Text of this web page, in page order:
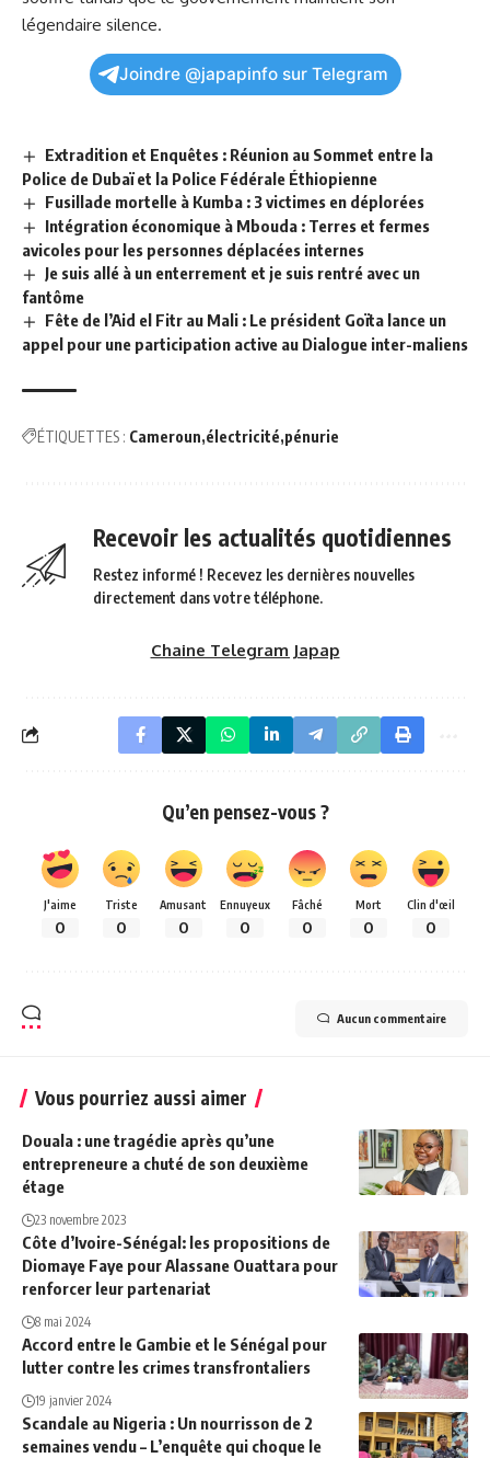
légendaire silence.
Joindre @japapinfo sur Telegram
Extradition et Enquêtes : Réunion au Sommet entre la
Police de Dubaï et la Police Fédérale Éthiopienne
Fusillade mortelle à Kumba : 3 victimes en déplorées
Intégration économique à Mbouda : Terres et fermes
avicoles pour les personnes déplacées internes
Je suis allé à un enterrement et je suis rentré avec un
fantôme
Fête de l’Aid el Fitr au Mali : Le président Goïta lance un
appel pour une participation active au Dialogue inter-maliens
ÉTIQUETTES : Cameroun électricité pénurie
Recevoir les actualités quotidiennes
Restez informé ! Recevez les dernières nouvelles
directement dans votre téléphone.
Chaine Telegram Japap
Qu’en pensez-vous ?
J'aime
0
Triste
0
Amusant
0
Ennuyeux
0
Fâché
0
Mort
0
Clin d'œil
0
Aucun commentaire
Vous pourriez aussi aimer
Douala : une tragédie après qu’une
entrepreneure a chuté de son deuxième
étage
23 novembre 2023
Côte d’Ivoire-Sénégal: les propositions de
Diomaye Faye pour Alassane Ouattara pour
renforcer leur partenariat
8 mai 2024
Accord entre le Gambie et le Sénégal pour
lutter contre les crimes transfrontaliers
19 janvier 2024
Scandale au Nigeria : Un nourrisson de 2
semaines vendu – L’enquête qui choque le